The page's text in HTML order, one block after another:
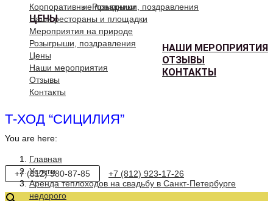
Розыгрыши, поздравления
ЦЕНЫ
НАШИ МЕРОПРИЯТИЯ
ОТЗЫВЫ
КОНТАКТЫ
Корпоративные праздники
Наши рестораны и площадки
Мероприятия на природе
Розыгрыши, поздравления
Цены
Наши мероприятия
Отзывы
Контакты
Т-ХОД “СИЦИЛИЯ”
You are here:
Главная
Услуги
Аренда теплоходов на свадьбу в Санкт-Петербурге
недорого
+7 (812) 980-87-85 +7 (812) 923-17-26